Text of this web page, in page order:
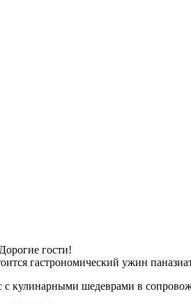
гости!
гастрономический ужин
с кулинарными шедеврами в